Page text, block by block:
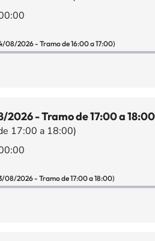
08/2026 - Tramo de 16:00 a 17:00)
- Tramo de 17:00 a
17:00 a 18:00)
08/2026 - Tramo de 17:00 a 18:00)